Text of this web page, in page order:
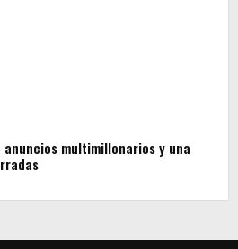
anuncios multimillonarios y una